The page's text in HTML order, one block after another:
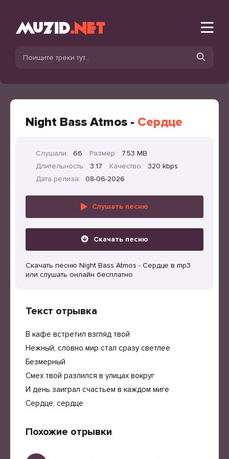
Night Bass Atmos - Сердце
Слушали: 66 Размер:
7.53 MB
Длительность:
3:17 Качество:
320 kbps
Дата релиза:
08-06-2026
Слушать песню
Скачать песню
Скачать песню Night Bass Atmos - Сердце в mp3
или слушать онлайн бесплатно
Текст отрывка
В кафе встретил взгляд твой
Нежный, словно мир стал сразу светлее
Безмерный
Смех твой разлился в улицах вокруг
И день заиграл счастьем в каждом миге
Сердце, сердце
Похожие отрывки